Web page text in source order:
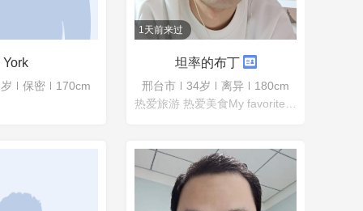
York
保密 170cm
1天前来过
坦率的布丁
邢台市 34岁 离异
180cm